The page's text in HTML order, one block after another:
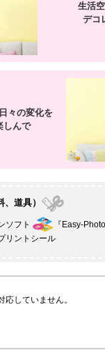
生活
デコ
々の変化を
しんで
道具）
ソフト 『Easy-
リントシール
応していません。